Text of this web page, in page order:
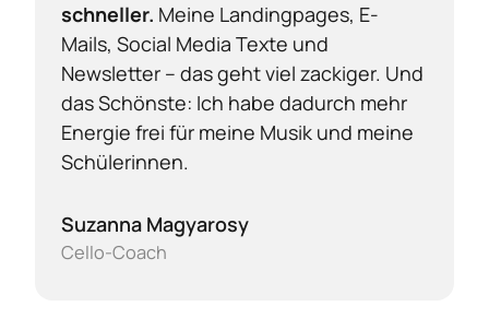
schneller. Meine Landingpages, E-
Mails, Social Media Texte und
Newsletter – das geht viel zackiger. Und
das Schönste: Ich habe dadurch mehr
Energie frei für meine Musik und meine
Schülerinnen.
Suzanna Magyarosy
Cello-Coach